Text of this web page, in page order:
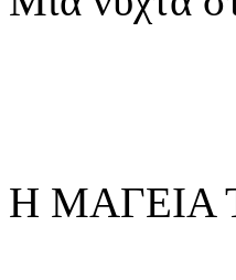
Η ΜΑΓΕΙΑ